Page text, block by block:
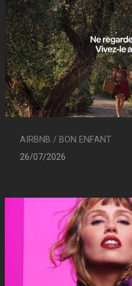
AIRBNB / BON ENFANT
26/07/2026